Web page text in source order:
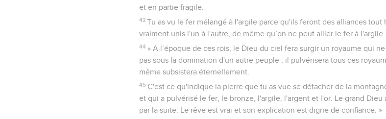
et en partie fragile.
43 Tu as vu le fer mélangé à l'argile parce qu'ils feront des alliances tout
vraiment unis l'un à l'autre, de même qu’on ne peut allier le fer à l'argile.
44 » A l’époque de ces rois, le Dieu du ciel fera surgir un royaume qui
pas sous la domination d'un autre peuple ; il pulvérisera tous ces
même subsistera éternellement.
45 C'est ce qu'indique la pierre que tu as vue se détacher de la
et qui a pulvérisé le fer, le bronze, l'argile, l'argent et l'or. Le grand
par la suite. Le rêve est vrai et son explication est digne de confiance. »